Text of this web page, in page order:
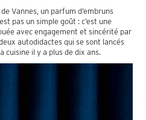
Vannes, un parfum d’embruns
pas un simple goût : c’est une
avec engagement et sincérité par
autodidactes qui se sont lancés
cuisine il y a plus de dix ans.